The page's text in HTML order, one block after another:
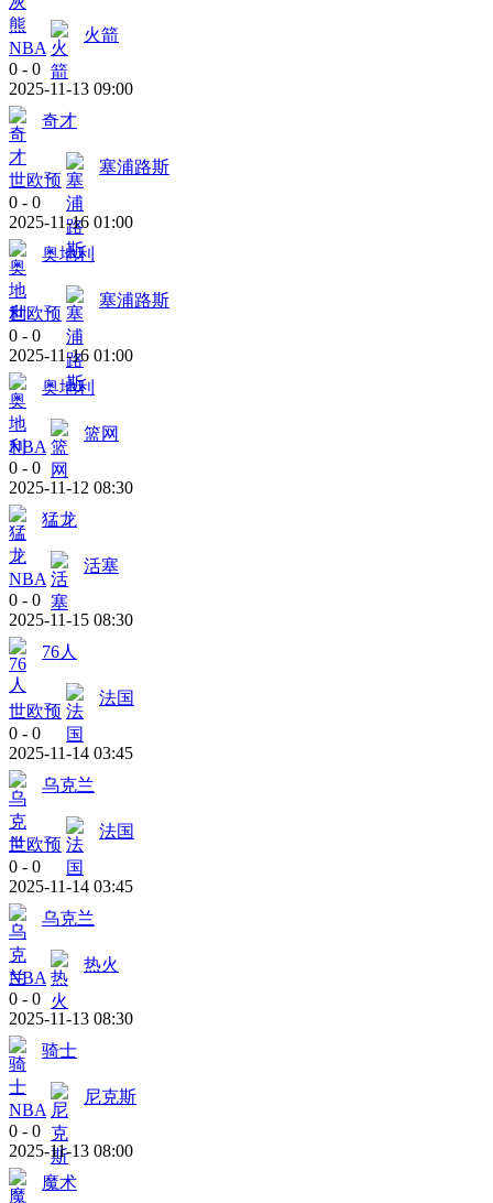
NBA
火箭
0 - 0
2025-11-13 09:00
奇才
世欧预
塞浦路斯
0 - 0
2025-11-16 01:00
奥地利
世欧预
塞浦路斯
0 - 0
2025-11-16 01:00
奥地利
NBA
篮网
0 - 0
2025-11-12 08:30
猛龙
NBA
活塞
0 - 0
2025-11-15 08:30
76人
世欧预
法国
0 - 0
2025-11-14 03:45
乌克兰
世欧预
法国
0 - 0
2025-11-14 03:45
乌克兰
NBA
热火
0 - 0
2025-11-13 08:30
骑士
NBA
尼克斯
0 - 0
2025-11-13 08:00
魔术